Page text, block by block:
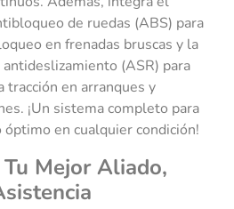
de ruedas (ABS) para
en frenadas bruscas y la
(ASR) para
tracción en arranques y
¡Un sistema completo para
óptimo en cualquier condición!
Mejor Aliado,